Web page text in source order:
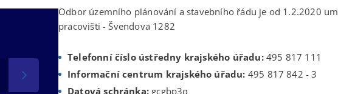
Odbor územního plánování a stavebního řádu je od 1.2.2020
pracovišti - Švendova 1282
Telefonní číslo ústředny krajského úřadu:495 817 111
Informační centrum krajského úřadu: 495 817 842 - 3
Datová schránka: gcgbp3q